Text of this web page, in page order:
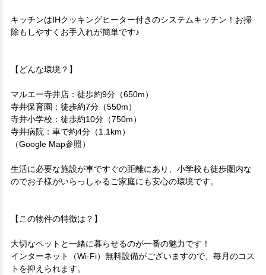
キッチンはIHクッキングヒーター付きのシステムキッチン！お掃
除もしやすくお手入れが簡単です♪
【どんな環境？】
マルエー寺井店：徒歩約9分（650m）
寺井保育園：徒歩約7分（550m）
寺井小学校：徒歩約10分（750m）
寺井病院：車で約4分（1.1km）
（Google Map参照）
生活に必要な施設が車ですぐの距離にあり、小学校も徒歩圏内な
のでお子様がいらっしゃるご家庭にも安心の環境です。
【この物件の特徴は？】
大切なペットと一緒に暮らせるのが一番の魅力です！
インターネット（Wi-Fi）無料設備がございますので、毎月のコス
トを抑えられます。